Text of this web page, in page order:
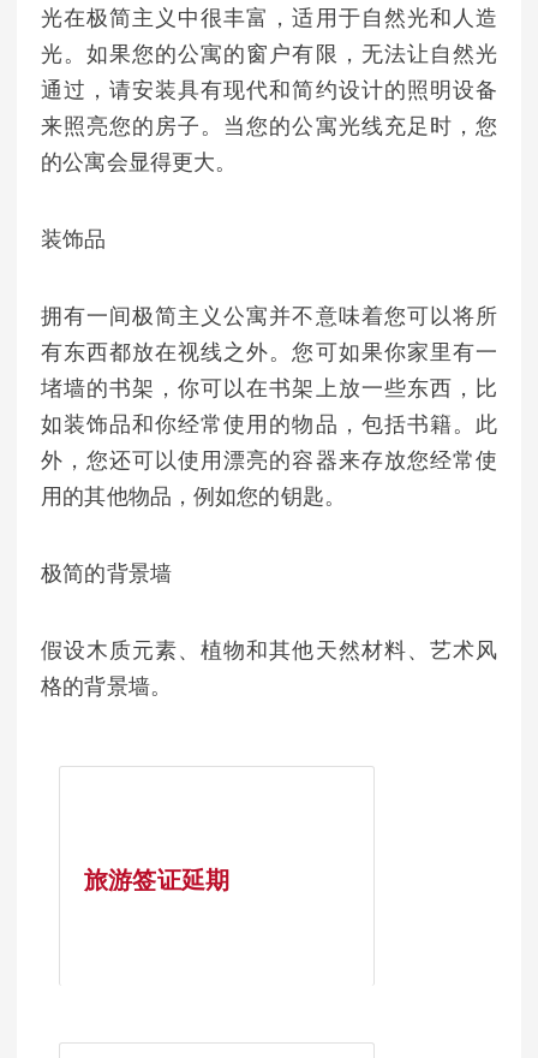
光在极简主义中很丰富，适用于自然光和人造
光。如果您的公寓的窗户有限，无法让自然光
通过，请安装具有现代和简约设计的照明设备
来照亮您的房子。当您的公寓光线充足时，您
的公寓会显得更大。
装饰品
拥有一间极简主义公寓并不意味着您可以将所
有东西都放在视线之外。您可如果你家里有一
堵墙的书架，你可以在书架上放一些东西，比
如装饰品和你经常使用的物品，包括书籍。此
外，您还可以使用漂亮的容器来存放您经常使
用的其他物品，例如您的钥匙。
极简的背景墙
假设木质元素、植物和其他天然材料、艺术风
格的背景墙。
旅游签证延期